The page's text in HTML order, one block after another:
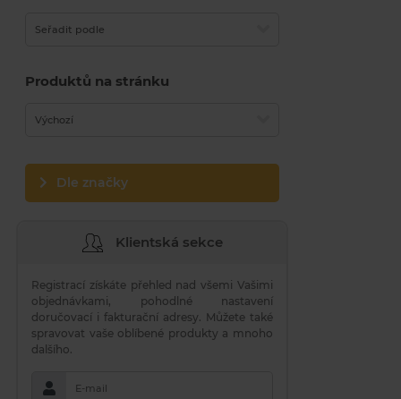
Seřadit podle
Produktů na stránku
Výchozí
Dle značky
Klientská sekce
Registrací získáte přehled nad všemi Vašimi
objednávkami, pohodlné nastavení
doručovací i fakturační adresy. Můžete také
spravovat vaše oblíbené produkty a mnoho
dalšího.
E-mail